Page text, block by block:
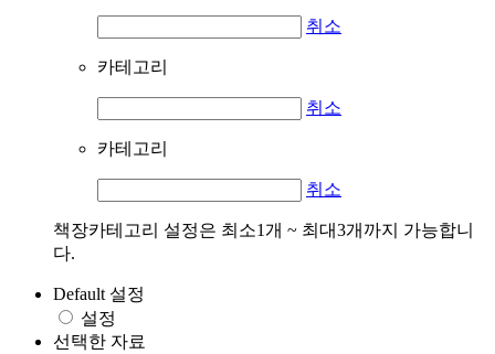
취소
카테고리
취소
카테고리
취소
책장카테고리 설정은 최소1개 ~ 최대3개까지 가능합니
다.
Default 설정
설정
선택한 자료